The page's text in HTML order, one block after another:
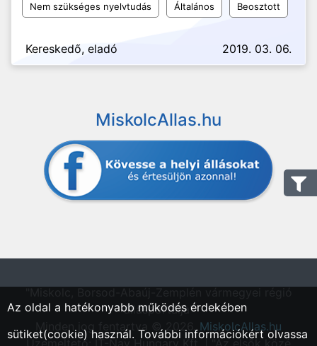
Nem szükséges nyelvtudás Általános Beosztott
Kereskedő, eladó 2019. 03. 06.
MiskolcAllas.hu
állásportálja"
Minden jog fentartva © 2026.MiskolcAllas.hu
Üzemeltető: IT-Nav Hungary Kft. | "Az elsők közé
Az oldal a hatékonyabb működés érdekében
sütiket(cookie) használ. További információkért olvassa